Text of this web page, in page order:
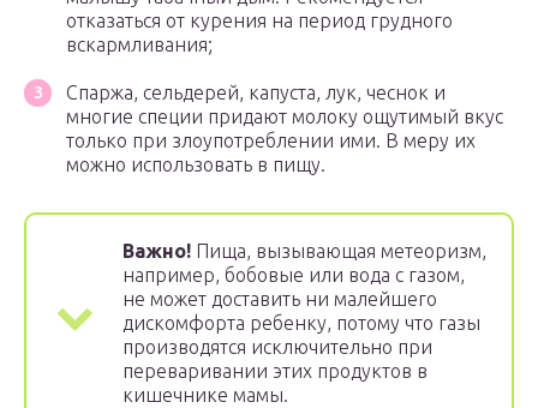
отказаться от курения на период грудного
вскармливания;
Спаржа, сельдерей, капуста, лук, чеснок и
многие специи придают молоку ощутимый вкус
только при злоупотреблении ими. В меру их
можно использовать в пищу.
Важно! Пища, вызывающая метеоризм,
например, бобовые или вода с газом,
не может доставить ни малейшего
дискомфорта ребенку, потому что газы
производятся исключительно при
переваривании этих продуктов в
кишечнике мамы.